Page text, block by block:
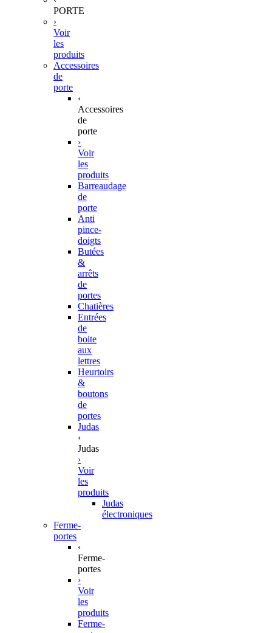
PORTE
›
Voir
les
produits
Accessoires
de
porte
‹
Accessoires
de
porte
›
Voir
les
produits
Barreaudage
de
porte
Anti
pince-
doigts
Butées
&
arrêts
de
portes
Chatières
Entrées
de
boite
aux
lettres
Heurtoirs
&
boutons
de
portes
Judas
‹
Judas
›
Voir
les
produits
Judas
électroniques
Ferme-
portes
‹
Ferme-
portes
›
Voir
les
produits
Ferme-